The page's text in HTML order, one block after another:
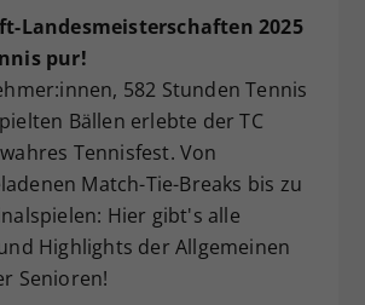
Landesmeisterschaften 2025
pur!
582 Stunden Tennis
Bällen erlebte der TC
Tennisfest. Von
Match-Tie-Breaks bis zu
Hier gibt's alle
Highlights der Allgemeinen
Senioren!
Wert speichert Ihre Consent-
Unter anderem eine
generierte ID, für die
historische Speicherung Ihrer
Einstellungen, falls der
Betreiber dies eingestellt